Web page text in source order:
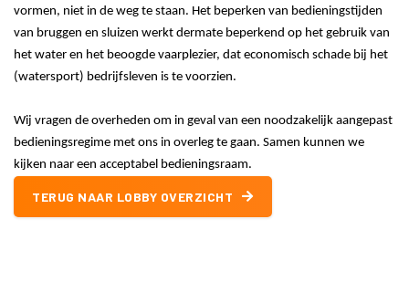
vormen, niet in de weg te staan. Het beperken van bedieningstijden
van bruggen en sluizen werkt dermate beperkend op het gebruik van
het water en het beoogde vaarplezier, dat economisch schade bij het
(watersport) bedrijfsleven is te voorzien.
Wij vragen de overheden om in geval van een noodzakelijk aangepast
bedieningsregime met ons in overleg te gaan. Samen kunnen we
kijken naar een acceptabel bedieningsraam.
TERUG NAAR LOBBY OVERZICHT